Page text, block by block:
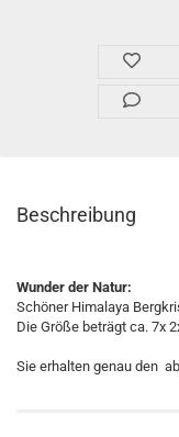
Beschreibung
Wunder der Natur:
Schöner Himalaya
Die Größe beträgt ca. 7x
Sie erhalten genau den